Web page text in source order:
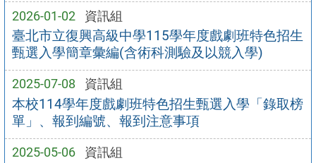
2026-01-02 資訊組
臺北市立復興高級中學115學年度戲劇班特色招生
甄選入學簡章彙編(含術科測驗及以競入學)
2025-07-08 資訊組
本校114學年度戲劇班特色招生甄選入學「錄取榜
單」、報到編號、報到注意事項
2025-05-06 資訊組